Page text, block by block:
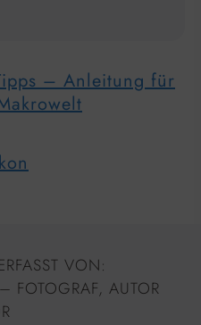
– Anleitung für
VON:
– FOTOGRAF, AUTOR